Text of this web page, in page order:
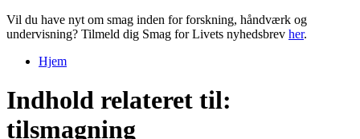
Vil du have nyt om smag inden for forskning, håndværk og
undervisning? Tilmeld dig Smag for Livets nyhedsbrev her.
Hjem
Indhold relateret til:
tilsmagning